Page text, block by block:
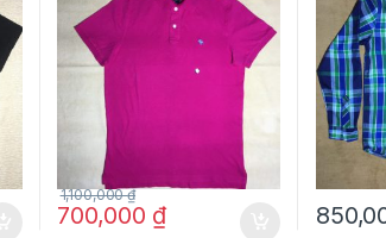
700,000 ₫
1,100,000₫